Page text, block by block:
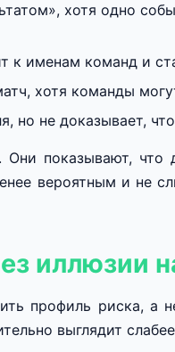
хотя одно
к именам команд и
хотя команды
но не доказывает,
показывают, что
вероятным и не
иллюзии
профиль риска, а
выглядит